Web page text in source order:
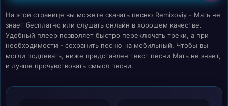
На этой странице вы можете скачать песню Remixoviy - Мать не
знает бесплатно или слушать онлайн в хорошем качестве.
Удобный плеер позволяет быстро переключать треки, а при
необходимости - сохранить песню на мобильный. Чтобы вы
могли подпевать, ниже представлен текст песни Мать не знает,
и лучше прочувствовать смысл песни.